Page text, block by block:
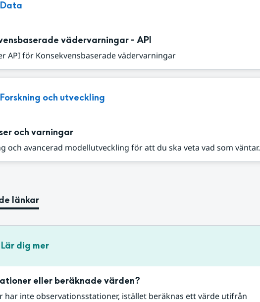
Data
vädervarningar - API
API för Konsekvensbaserade vädervarningar
Forskning och utveckling
och varningar
och avancerad modellutveckling för att du ska veta vad som väntar.
länkar
Lär dig mer
eller beräknade värden?
har inte observationsstationer, istället beräknas ett värde utifrån